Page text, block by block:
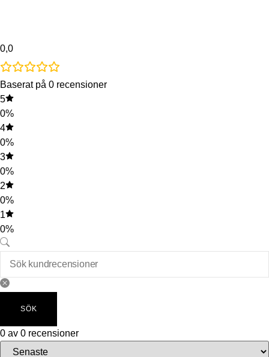
0,0
Baserat på 0 recensioner
5
0%
4
0%
3
0%
2
0%
1
0%
SÖK
0 av 0 recensioner